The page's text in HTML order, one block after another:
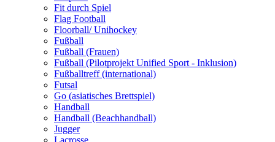
Fit durch Spiel
Flag Football
Floorball/ Unihockey
Fußball
Fußball (Frauen)
Fußball (Pilotprojekt Unified Sport - Inklusion)
Fußballtreff (international)
Futsal
Go (asiatisches Brettspiel)
Handball
Handball (Beachhandball)
Jugger
Lacrosse